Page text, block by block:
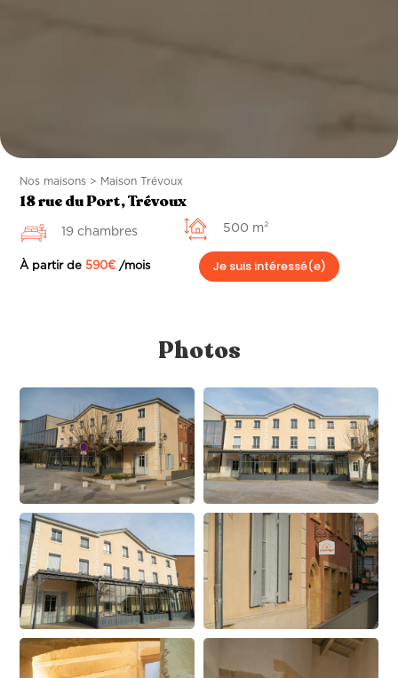
Nos maisons > Maison Trévoux
18 rue du Port, Trévoux
19 chambres 500 m²
À partir de590€ /mois Je suis intéressé(e)
Photos